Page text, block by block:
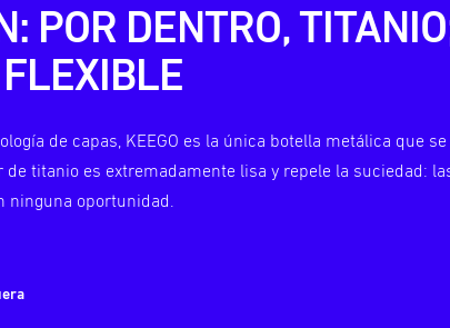
POR DENTRO,
de capas, KEEGO es la única botella metálica que se
titanio es extremadamente lisa y repele la suciedad:
ninguna oportunidad.